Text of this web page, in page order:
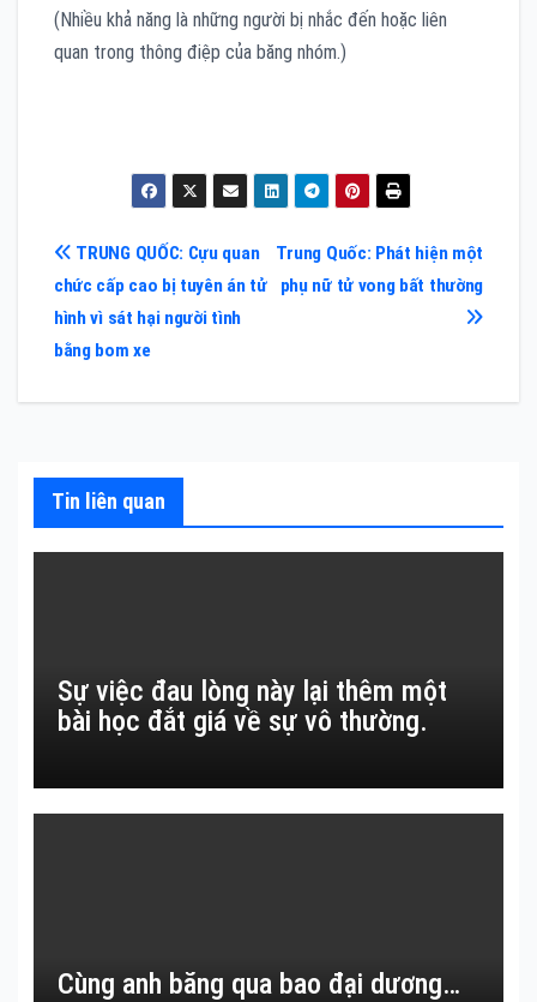
(Nhiều khả năng là những người bị nhắc đến hoặc liên
quan trong thông điệp của băng nhóm.)
Điều
hướng
bài
viết
Trung Quốc: Phát hiện một
phụ nữ tử vong bất thường
TRUNG QUỐC: Cựu quan
chức cấp cao bị tuyên án tử
hình vì sát hại người tình
bằng bom xe
Tin liên quan
Sự việc đau lòng này lại thêm một
bài học đắt giá về sự vô thường.
Cùng anh băng qua bao đại dương…